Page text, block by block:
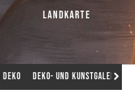
Deko- und Kunstgalerien
Landkarte